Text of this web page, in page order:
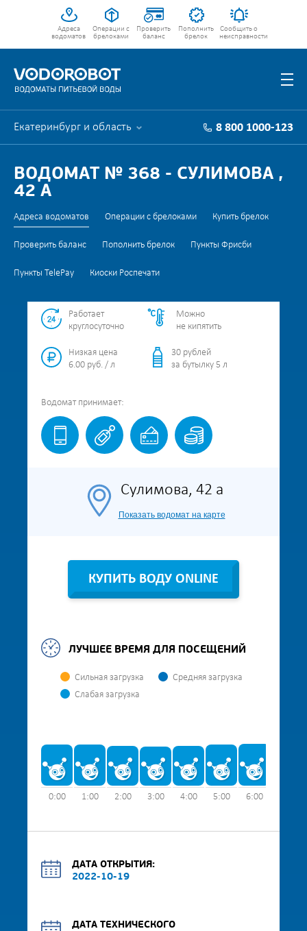
Адреса
водоматов
Операции с
брелоками
Проверить
баланс
Пополнить
брелок
Сообщить о
неисправности
Екатеринбург и область 8 800 1000-123
ВОДОМАТ № 368 - СУЛИМОВА ,
42 А
Адреса водоматов Операции с брелоками Купить брелок
Проверить баланс Пополнить брелок Пункты Фрисби
Пункты TelePay Киоски Роспечати
Работает
круглосуточно
Можно
не кипятить
Низкая цена
6.00 руб. / л
30 рублей
за бутылку 5 л
Водомат принимает:
Сулимова, 42 а
Показать водомат на карте
КУПИТЬ ВОДУ ONLINE
ЛУЧШЕЕ ВРЕМЯ ДЛЯ ПОСЕЩЕНИЙ
Сильная загрузка
Средняя загрузка
Слабая загрузка
0:00 1:00 2:00 3:00 4:00 5:00 6:00
ДАТА ОТКРЫТИЯ:
2022-10-19
ДАТА ТЕХНИЧЕСКОГО